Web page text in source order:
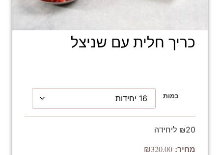
כריך חלית עם שניצל
כמות
₪20 ליחידה
₪320.00